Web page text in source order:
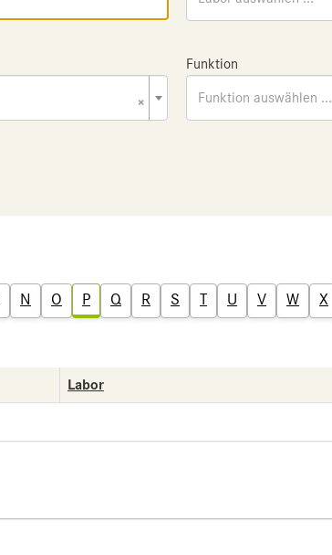
×
Funktion
Funktion auswählen ...
N O P Q R S T U V W X
Labor